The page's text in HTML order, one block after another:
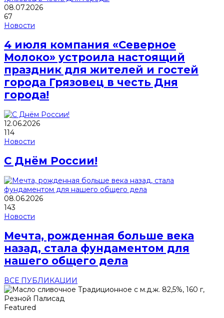
08.07.2026
67
Новости
4 июля компания «Северное
Молоко» устроила настоящий
праздник для жителей и гостей
города Грязовец в честь Дня
города!
12.06.2026
114
Новости
С Днём России!
08.06.2026
143
Новости
Мечта, рожденная больше века
назад, стала фундаментом для
нашего общего дела
ВСЕ ПУБЛИКАЦИИ
Featured